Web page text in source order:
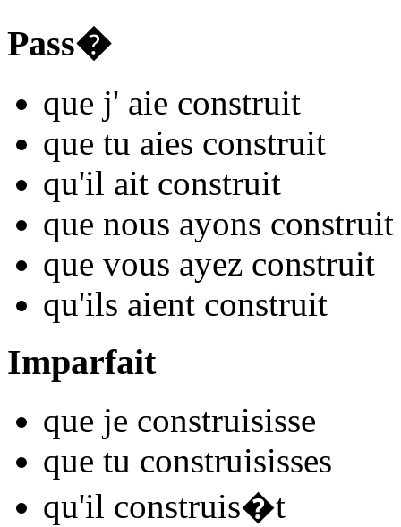
Pass�
que j' aie construit
que tu aies construit
qu'il ait construit
que nous ayons construit
que vous ayez construit
qu'ils aient construit
Imparfait
que je construisisse
que tu construisisses
qu'il construis�t